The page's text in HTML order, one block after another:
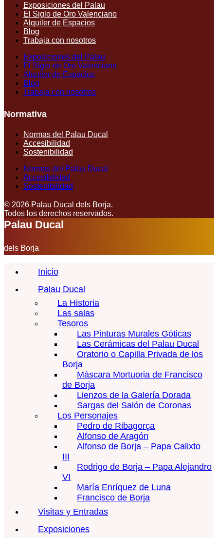
Exposiciones del Palau
El Siglo de Oro Valenciano
Alquiler de Espacios
Blog
Trabaja con nosotros
Exposiciones del Palau
El Siglo de Oro Valenciano
Alquiler de Espacios
Blog
Trabaja con nosotros
Normativa
Normas del Palau Ducal
Accesibilidad
Sostenibilidad
Normas del Palau Ducal
Accesibilidad
Sostenibilidad
© 2026 Palau Ducal dels Borja.
Todos los derechos reservados.
Palau Ducal
dels Borja
Inicio
Palau Ducal
La Historia
Las salas
Tesoros
Las Pinturas Murales Góticas
Las Cerámicas del Palau Ducal
Oratorio o Capilla Privada de los
Borja
Máscara Mortuoria de Francisco
de Borja
Lienzos de la Galería Dorada
Sargas del Salón de Coronas
Los Personajes
Pedro de Ribagorça
Alfonso de Aragón
Alfonso de Borja – Papa Calixto
III
Rodrigo de Borja – Papa Alejandro
VI
María Enríquez de Luna
Francisco de Borja
Visitas y Entradas
Exposiciones